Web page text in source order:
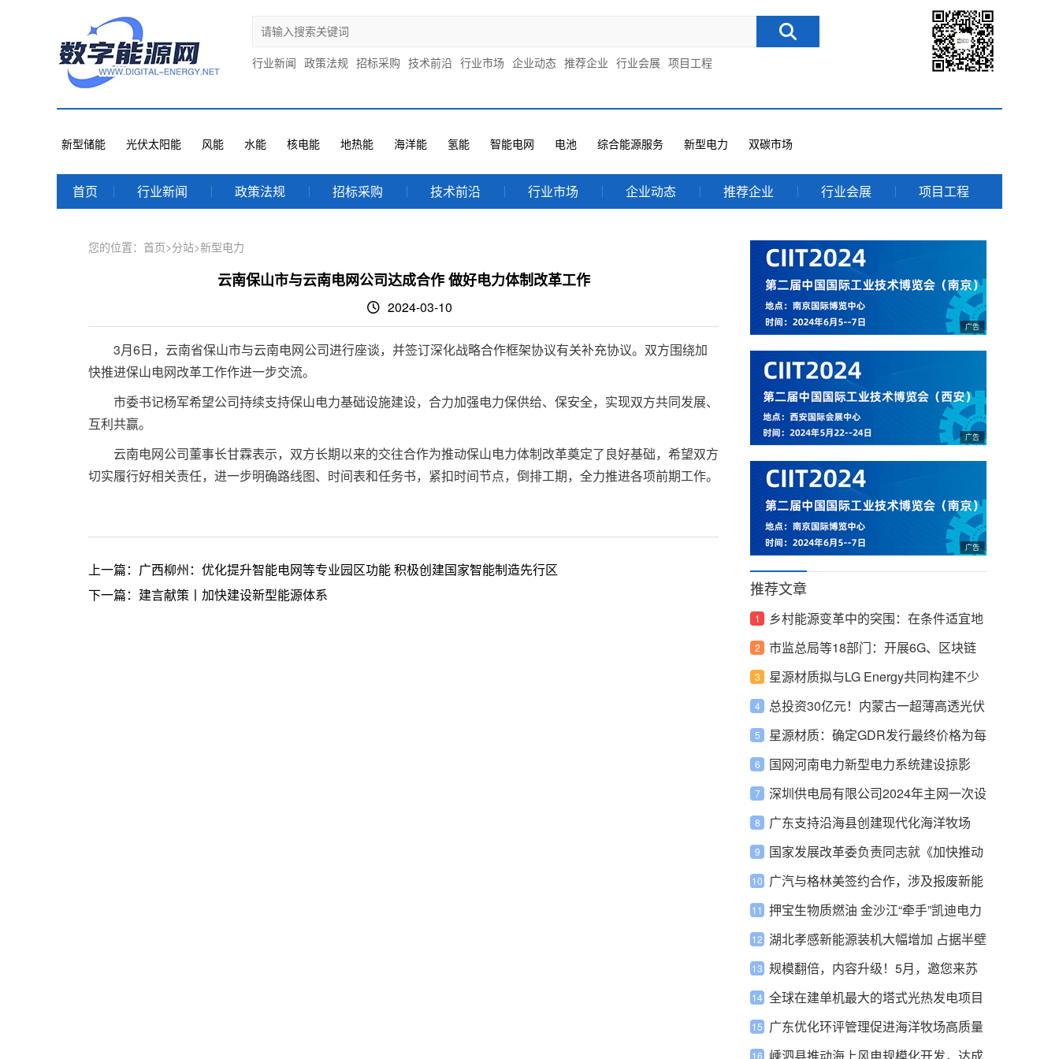
行业新闻 政策法规 招标采购 技术前沿 行业市场 企业动态 推荐企业 行业会展 项目工程
新型储能 光伏太阳能 风能 水能 核电能 地热能 海洋能 氢能 智能电网 电池 综合能源服务 新型电力 双碳市场
首页 行业新闻 政策法规 招标采购 技术前沿 行业市场 企业动态 推荐企业 行业会展 项目工程
您的位置： 首页>分站>新型电力
云南保山市与云南电网公司达成合作 做好电力体制改革工作
2024-03-10
3月6日，云南省保山市与云南电网公司进行座谈，并签订深化战略合作框架协议有关补充协议。双方围绕加
快推进保山电网改革工作作进一步交流。
市委书记杨军希望公司持续支持保山电力基础设施建设，合力加强电力保供给、保安全，实现双方共同发展、
互利共赢。
云南电网公司董事长甘霖表示，双方长期以来的交往合作为推动保山电力体制改革奠定了良好基础，希望双方
切实履行好相关责任，进一步明确路线图、时间表和任务书，紧扣时间节点，倒排工期，全力推进各项前期工作。
上一篇： 广西柳州：优化提升智能电网等专业园区功能 积极创建国家智能制造先行区
下一篇： 建言献策丨加快建设新型能源体系 推荐文章
乡村能源变革中的突围：在条件适宜地
区探索建设多能互补的分布式低碳综合
能源网络
市监总局等18部门：开展6G、区块链
等核心标准研究
星源材质拟与LG Energy共同构建不少
于120亿平方米隔膜采购量的全球合作
框架
总投资30亿元！内蒙古一超薄高透光伏
玻璃项目开工建设
星源材质：确定GDR发行最终价格为每
份9.46美元
国网河南电力新型电力系统建设掠影
深圳供电局有限公司2024年主网一次设
备、主网一次材料第一批次物资专项单
一来源采购公示
广东支持沿海县创建现代化海洋牧场
国家发展改革委负责同志就《加快推动
建筑领域节能降碳工作方案》答记者问
广汽与格林美签约合作，涉及报废新能
源汽车、废旧动力电池回收
押宝生物质燃油 金沙江“牵手”凯迪电力
湖北孝感新能源装机大幅增加 占据半壁
江山
规模翻倍，内容升级！5月，邀您来苏
州! CLNB新能源博览会免费参观通道盛
大开启！
全球在建单机最大的塔式光热发电项目
正式开工
广东优化环评管理促进海洋牧场高质量